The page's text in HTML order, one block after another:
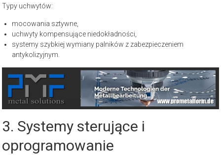
Typy uchwytów:
mocowania sztywne,
uchwyty kompensujące niedokładności,
systemy szybkiej wymiany palników z zabezpieczeniem
antykolizyjnym.
3. Systemy sterujące i
oprogramowanie